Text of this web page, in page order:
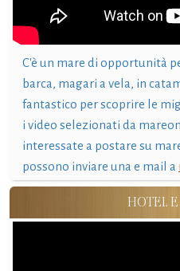
C'è un mare di opportunità
barca, magari a vela, in
fantastico per scoprire le
i video selezionati da
interessate a postare su
possono inviare una e mail a
HOTEL